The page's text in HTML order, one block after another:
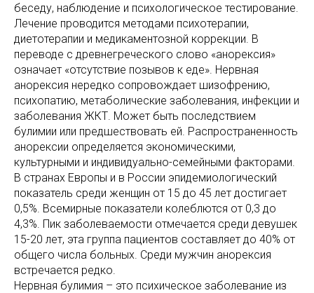
беседу, наблюдение и психологическое тестирование.
Лечение проводится методами психотерапии,
диетотерапии и медикаментозной коррекции. В
переводе с древнегреческого слово «анорексия»
означает «отсутствие позывов к еде». Нервная
анорексия нередко сопровождает шизофрению,
психопатию, метаболические заболевания, инфекции и
заболевания ЖКТ. Может быть последствием
булимии или предшествовать ей. Распространенность
анорексии определяется экономическими,
культурными и индивидуально-семейными факторами.
В странах Европы и в России эпидемиологический
показатель среди женщин от 15 до 45 лет достигает
0,5%. Всемирные показатели колеблются от 0,3 до
4,3%. Пик заболеваемости отмечается среди девушек
15-20 лет, эта группа пациентов составляет до 40% от
общего числа больных. Среди мужчин анорексия
встречается редко.
Нервная булимия – это психическое заболевание из